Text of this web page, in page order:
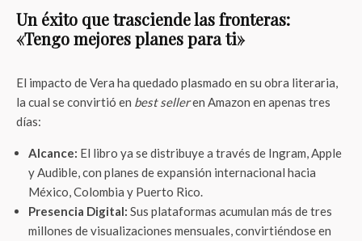
Un éxito que trasciende las fronteras:
«Tengo mejores planes para ti»
El impacto de Vera ha quedado plasmado en su obra literaria,
la cual se convirtió en best selleren Amazon en apenas tres
días:
Alcance: El libro ya se distribuye a través de Ingram, Apple
y Audible, con planes de expansión internacional hacia
México, Colombia y Puerto Rico.
Presencia Digital: Sus plataformas acumulan más de tres
millones de visualizaciones mensuales, convirtiéndose en